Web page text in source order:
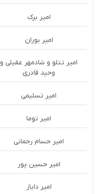
امیر برک
امیر بوران
امیر تتلو و شادمهر عقیلی و
وحید قادری
امیر تسلیمی
امیر توما
امیر حسام رحمانی
امیر حسین پور
امیر دایاز